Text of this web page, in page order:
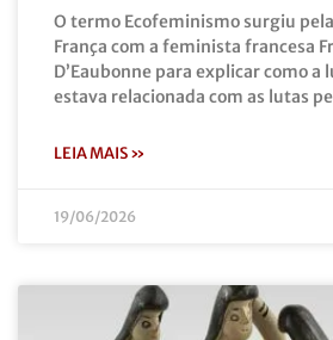
O termo Ecofeminismo surgiu
França com a feminista francesa
D’Eaubonne para explicar como a
estava relacionada com as lutas
LEIA MAIS »
19/06/2026